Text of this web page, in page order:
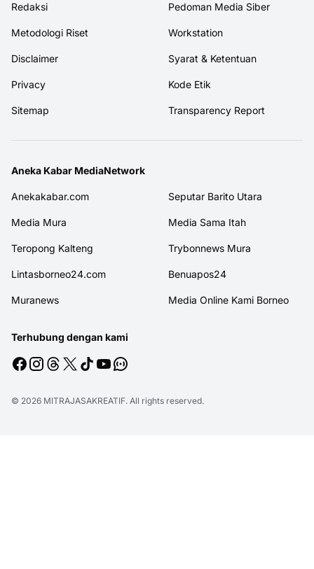
Redaksi Pedoman Media Siber
Metodologi Riset Workstation
Disclaimer Syarat & Ketentuan
Privacy Kode Etik
Sitemap Transparency Report
Aneka Kabar MediaNetwork
Anekakabar.com Seputar Barito Utara
Media Mura Media Sama Itah
Teropong Kalteng Trybonnews Mura
Lintasborneo24.com Benuapos24
Muranews Media Online Kami Borneo
Terhubung dengan kami
© 2026 MITRAJASAKREATIF. All rights reserved.